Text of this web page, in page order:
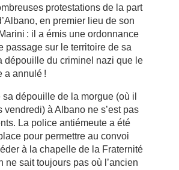
protestations de la part
en premier lieu de son
: il a émis une ordonnance
passage sur le territoire de sa
dépouille du criminel nazi que le
a annulé !
sa dépouille de la morgue (où il
vendredi) à Albano ne s’est pas
La police antiémeute a été
pour permettre au convoi
à la chapelle de la Fraternité
ne sait toujours pas où l’ancien